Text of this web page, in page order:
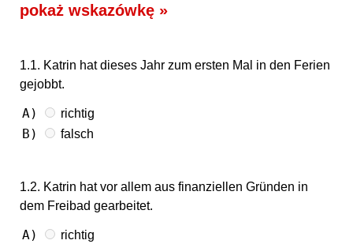
pokaż wskazówkę »
1.1. Katrin hat dieses Jahr zum ersten Mal in den Ferien
gejobbt.
A) richtig
B) falsch
1.2. Katrin hat vor allem aus finanziellen Gründen in
dem Freibad gearbeitet.
A) richtig